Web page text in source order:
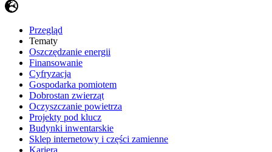
Przegląd
Tematy
​Oszczędzanie energii
Finansowanie
Cyfryzacja
Gospodarka pomiotem
Dobrostan zwierząt
Oczyszczanie powietrza
Projekty pod klucz
Budynki inwentarskie
Sklep internetowy i części zamienne